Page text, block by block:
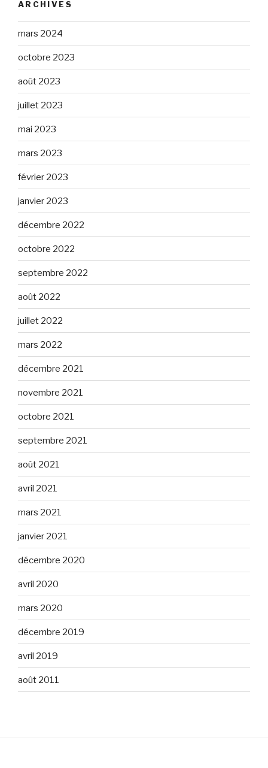
ARCHIVES
mars 2024
octobre 2023
août 2023
juillet 2023
mai 2023
mars 2023
février 2023
janvier 2023
décembre 2022
octobre 2022
septembre 2022
août 2022
juillet 2022
mars 2022
décembre 2021
novembre 2021
octobre 2021
septembre 2021
août 2021
avril 2021
mars 2021
janvier 2021
décembre 2020
avril 2020
mars 2020
décembre 2019
avril 2019
août 2011